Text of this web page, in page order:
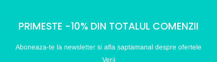
PRIMESTE -10% DIN TOTALUL COMENZII
Aboneaza-te la newsletter si afla saptamanal despre ofertele
Verii